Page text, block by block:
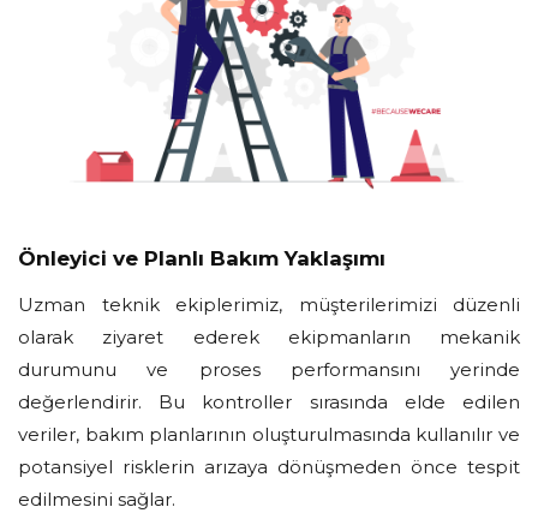
Önleyici ve Planlı Bakım Yaklaşımı
Uzman teknik ekiplerimiz, müşterilerimizi düzenli
olarak ziyaret ederek ekipmanların mekanik
durumunu ve proses performansını yerinde
değerlendirir. Bu kontroller sırasında elde edilen
veriler, bakım planlarının oluşturulmasında kullanılır ve
potansiyel risklerin arızaya dönüşmeden önce tespit
edilmesini sağlar.